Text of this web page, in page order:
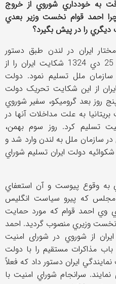
به خودداري شوروي از خروج
احمد قوام نخست وزير بعدي
ديگري را در پيش بگيرد؟
ايران در لندن طبق دستور
ابراهيم حکيمي نخست وزير روز 25 دي 1324 شکايت ايران را از
ملل تسليم نمود. دولت
از اين شکايت تحريک دولت
بعد گروميکو، سفير شوروي
به علت مداخلات آنها در
تسليم کرد. روز سوم بهمن،
سازمان ملل به لندن وارد شد و
دولت ايران تسليم شوراي
به وقوع پيوست و آن استعفاي
که پيرو سياست انگليس
وي احمد قوام که مورد حمايت
وزيري منصوب گرديد. احمد
از شوروي در شورای امنيت
مذاکرات مستقيم را با دولت
ايران دستور داد که فعلاً
سرانجام شوراي امنيت با